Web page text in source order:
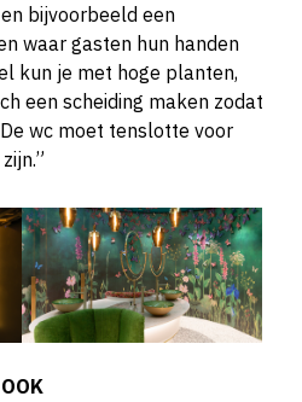
bijvoorbeeld een
waar gasten hun handen
kun je met hoge planten,
een scheiding maken zodat
wc moet tenslotte voor